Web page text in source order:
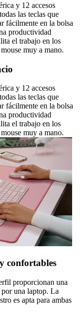
y 12 accesos
las teclas que
fácilmente en la bolsa
productividad
el trabajo en los
muy a mano.
y 12 accesos
las teclas que
fácilmente en la bolsa
productividad
el trabajo en los
muy a mano.
confortables
proporcionan una
una laptop. La
es apta para ambas